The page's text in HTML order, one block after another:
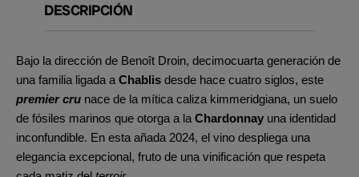
DESCRIPCIÓN
Bajo la dirección de Benoît Droin, decimocuarta generación de
una familia ligada a Chablis desde hace cuatro siglos, este
premier cru nace de la mítica caliza kimmeridgiana, un suelo
de fósiles marinos que otorga a la Chardonnay una identidad
inconfundible. En esta añada 2024, el vino despliega una
elegancia excepcional, fruto de una vinificación que respeta